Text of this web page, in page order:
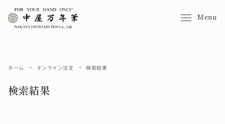
Menu
ホーム オンライン注文 検索結果
検索結果